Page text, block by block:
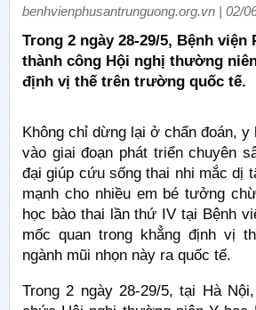
benhvienphusantrunguong.org.vn | 02/
Trong 2 ngày 28-29/5, Bệnh
thành công Hội nghị thường
định vị thế trên trường quốc tế.
Không chỉ dừng lại ở chẩn đoán,
vào giai đoạn phát triển chuyên
đại giúp cứu sống thai nhi mắc dị
mạnh cho nhiều em bé tưởng
học bào thai lần thứ IV tại Bệnh
mốc quan trong khẳng định vị
ngành mũi nhọn này ra quốc tế.
Trong 2 ngày 28-29/5, tại Hà